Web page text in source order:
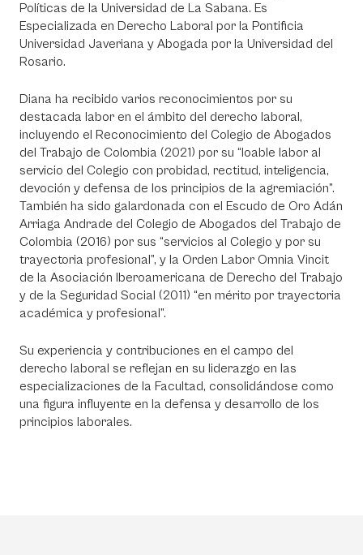
Políticas de la Universidad de La Sabana. Es
Especializada en Derecho Laboral por la Pontificia
Universidad Javeriana y Abogada por la Universidad del
Rosario.
Diana ha recibido varios reconocimientos por su
destacada labor en el ámbito del derecho laboral,
incluyendo el Reconocimiento del Colegio de Abogados
del Trabajo de Colombia (2021) por su “loable labor al
servicio del Colegio con probidad, rectitud, inteligencia,
devoción y defensa de los principios de la agremiación”.
También ha sido galardonada con el Escudo de Oro Adán
Arriaga Andrade del Colegio de Abogados del Trabajo de
Colombia (2016) por sus “servicios al Colegio y por su
trayectoria profesional”, y la Orden Labor Omnia Vincit
de la Asociación Iberoamericana de Derecho del Trabajo
y de la Seguridad Social (2011) “en mérito por trayectoria
académica y profesional”.
Su experiencia y contribuciones en el campo del
derecho laboral se reflejan en su liderazgo en las
especializaciones de la Facultad, consolidándose como
una figura influyente en la defensa y desarrollo de los
principios laborales.